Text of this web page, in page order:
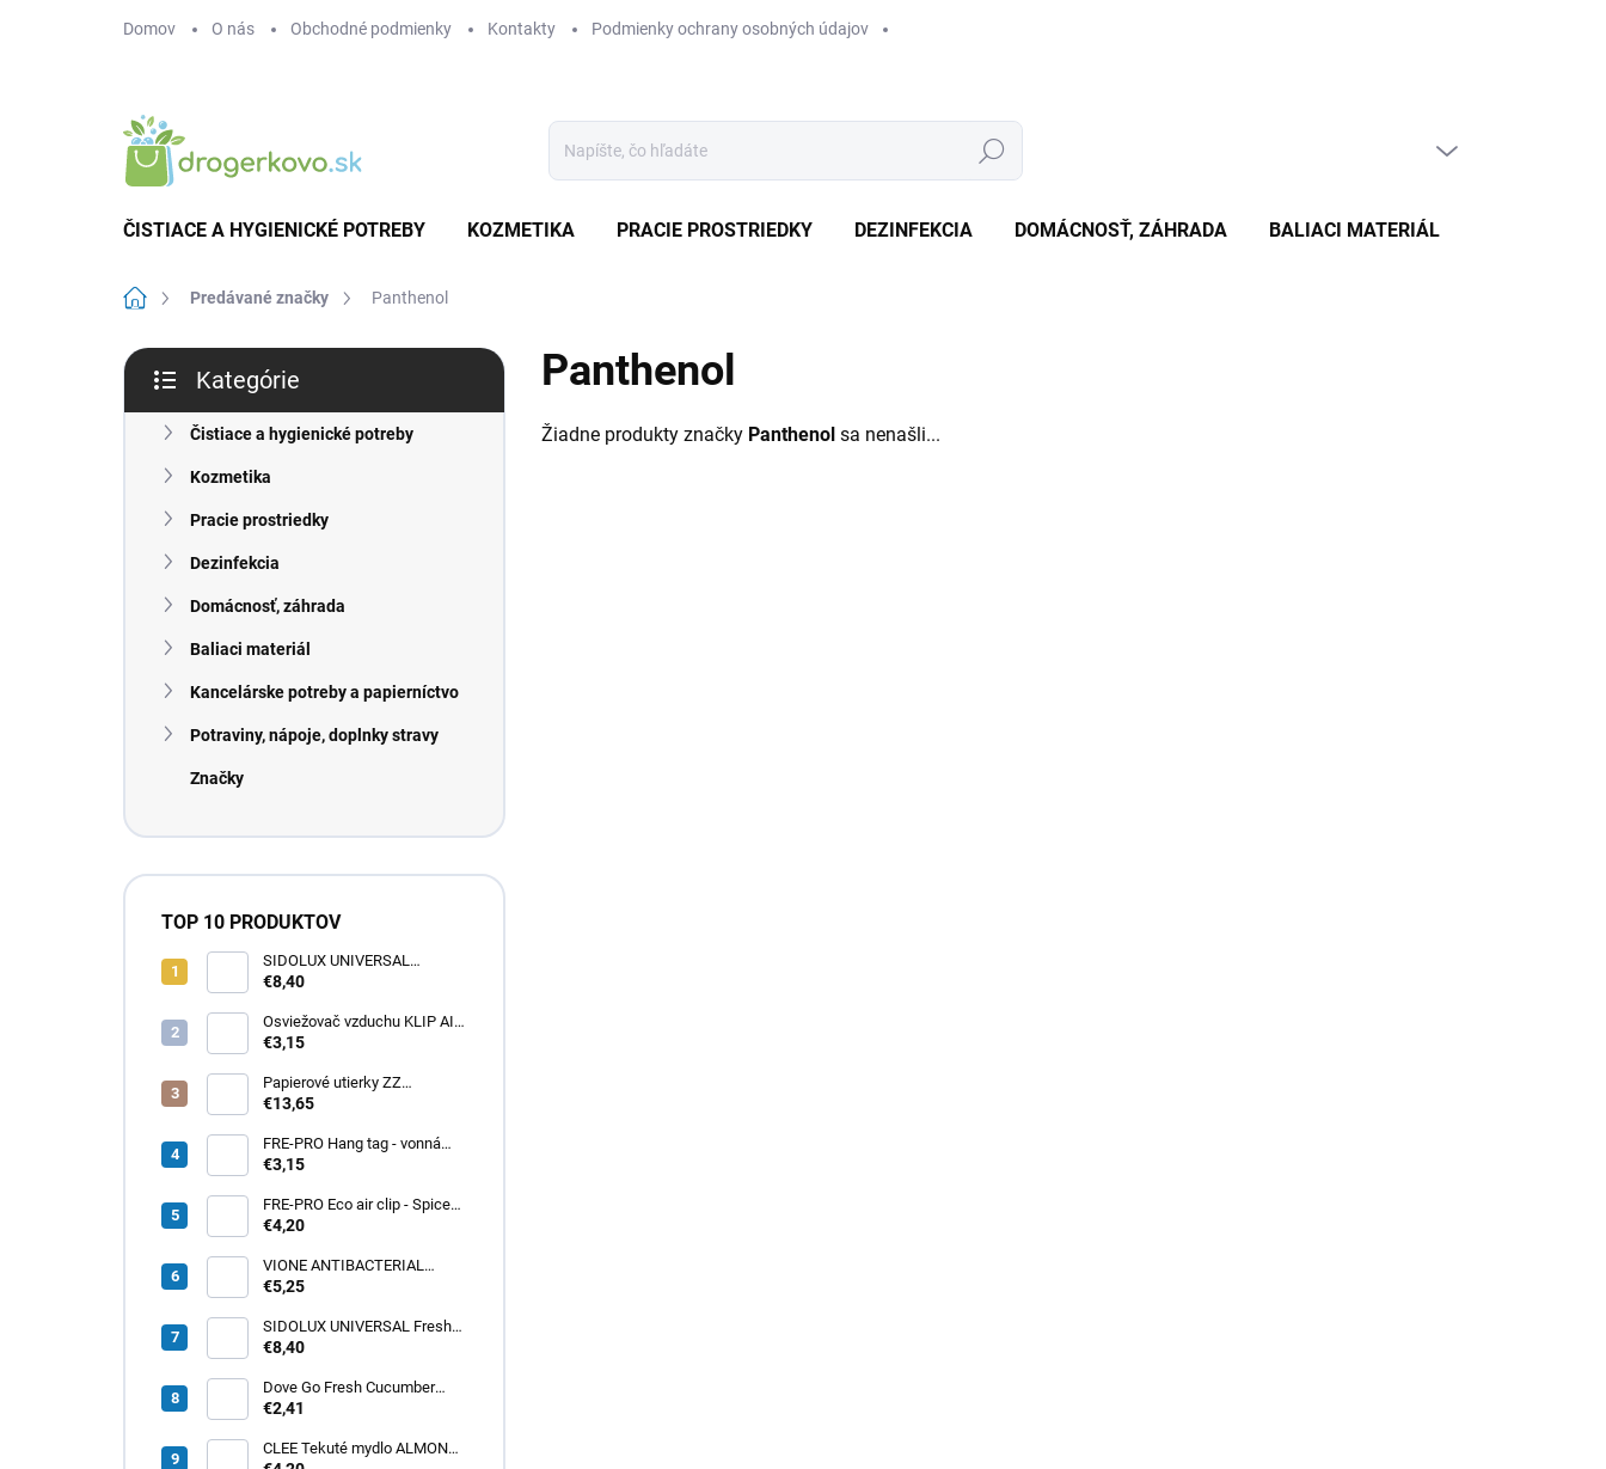
Domov O nás Obchodné podmienky Kontakty Podmienky ochrany osobných údajov
Hľadať
ČISTIACE A HYGIENICKÉ POTREBY KOZMETIKA PRACIE PROSTRIEDKY DEZINFEKCIA DOMÁCNOSŤ, ZÁHRADA BALIACI MATERIÁL
DomovPredávané značky Panthenol
B
č
kategórie
Kategórie
Čistiace a hygienické potreby
Kozmetika
Pracie prostriedky
Dezinfekcia
Domácnosť, záhrada
Baliaci materiál
Kancelárske potreby a papierníctvo
Potraviny, nápoje, doplnky stravy
Značky
TOP 10 PRODUKTOV
SIDOLUX UNIVERSAL
Marseillské mydlo s
€8,40
Osviežovač vzduchu KLIP AIR
TROPICAL
€3,15
Papierové utierky ZZ
zelené (4000ks) 1vrst.
€13,65
FRE-PRO Hang tag - vonná
gelová záveska Spiced Apple
€3,15
FRE-PRO Eco air clip - Spiced
Apple 1ks
€4,20
VIONE ANTIBACTERIAL
tekuté mydlo 5L
€5,25
SIDOLUX UNIVERSAL Fresh
Lemon 5L
€8,40
Dove Go Fresh Cucumber
dámsky roll-on 50ml
€2,41
CLEE Tekuté mydlo ALMOND
Panthenol
Žiadne produkty značky Panthenol sa nenašli...